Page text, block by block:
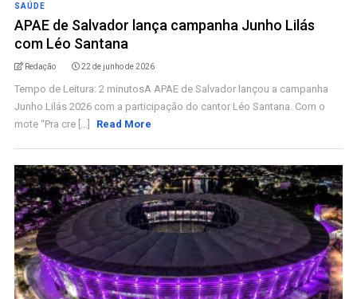
SAÚDE
APAE de Salvador lança campanha Junho Lilás
com Léo Santana
Redação 22 de junho de 2026
Tempo de Leitura: 2 minutosA APAE de Salvador lançou a campanha
Junho Lilás 2026 com a participação do cantor Léo Santana. Com o
mote “Pra cre [...]
Read More